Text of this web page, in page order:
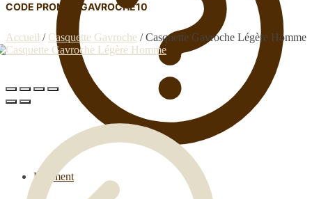
Paiement
CODE PROMO : GAVROCHE10
Accueil / Casquette Gavroche /Casquette Gavroche Légère Homme